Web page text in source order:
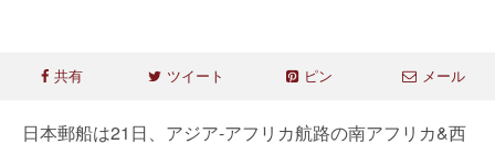
共有 ツイート ピン メール
日本郵船は21日、アジア-アフリカ航路の南アフリカ&西